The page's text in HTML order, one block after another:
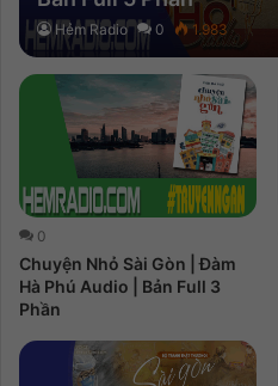
Hẻm Radio 0 1.983
0
Chuyện Nhỏ Sài Gòn | Đàm
Hà Phú Audio | Bản Full 3
Phần